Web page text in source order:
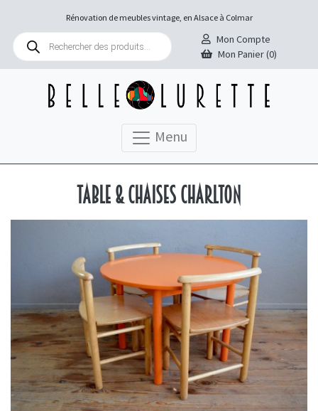
Rénovation de meubles vintage, en Alsace à Colmar
Recherche
produits
Mon Compte
Mon Panier (0)
Menu
Table & chaises Charlton